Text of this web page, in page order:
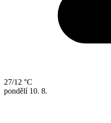
27/12 °C
pondělí 10. 8.